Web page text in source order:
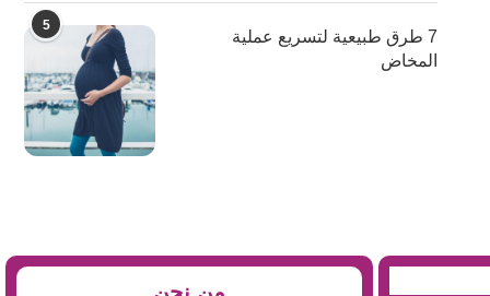
5
7 طرق طبيعية لتسريع عملية
المخاض
من نحن